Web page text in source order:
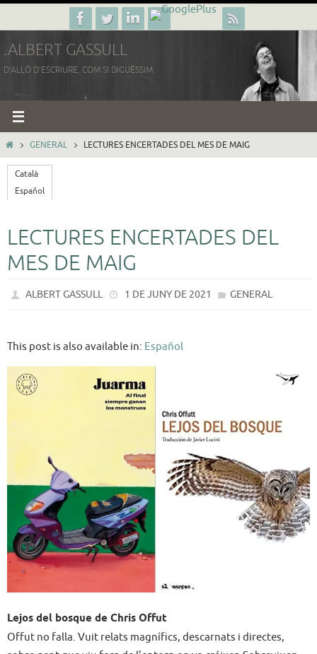
to
content
.ALBERT GASSULL
D'ALLÒ D'ESCRIURE, COM SI DIGUÉSSIM.
HOMEGENERAL LECTURES ENCERTADES DEL MES DE MAIG
Català
Español
LECTURES ENCERTADES DEL
MES DE MAIG
ALBERT GASSULL 1 DE JUNY DE 2021 GENERAL
This post is also available in: Español
Lejos del bosque de Chris Offut
Offut no falla. Vuit relats magnífics, descarnats i directes,